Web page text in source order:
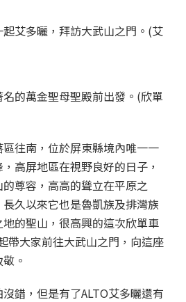
艾多曬，拜訪大武山之門。(艾
的萬金聖母聖殿前出發。(欣單
往南，位於屏東縣境內唯一一
高屏地區在視野良好的日子，
尊容，高高的聳立在平原之
久以來它也是魯凱族及排灣族
的聖山，很高興的這次欣單車
帶大家前往大武山之門，向這座
。
錯，但是有了ALTO艾多曬還有